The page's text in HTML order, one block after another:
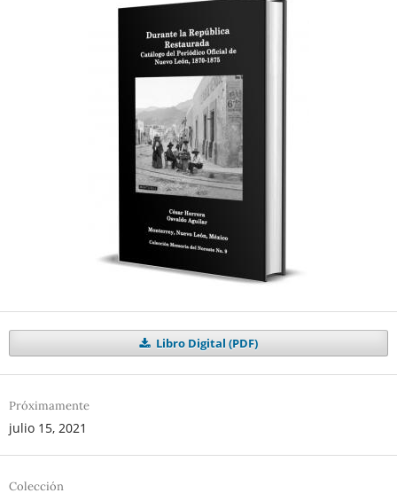
Libro Digital (PDF)
Próximamente
julio 15, 2021
Colección